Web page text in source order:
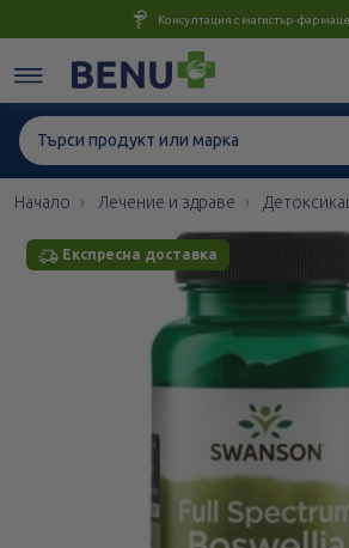
Консултация с магистър-
Начало Лечение и здраве
Експресна доставка